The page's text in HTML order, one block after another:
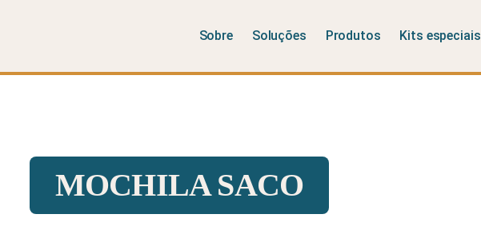
Sobre Soluções Produtos Kits especiais
MOCHILA SACO